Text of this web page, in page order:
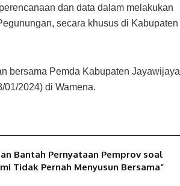
dan data dalam melakukan
secara khusus di Kabupaten
bersama Pemda Kabupaten Jayawijaya
2024) di Wamena.
Bantah Pernyataan Pemprov soal
Tidak Pernah Menyusun Bersama”